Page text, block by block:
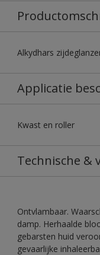
Alkydhars
Applicatie
Kwast en roller
Technische &
Ontvlambaar.
damp. Herhaalde
gebarsten huid
gevaarlijke